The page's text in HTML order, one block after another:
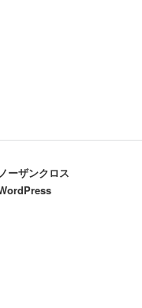
ーザンクロス